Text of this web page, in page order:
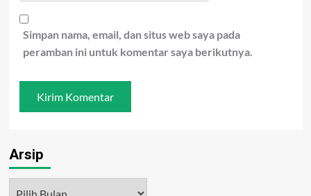
Simpan nama, email, dan situs web saya pada
peramban ini untuk komentar saya berikutnya.
Arsip